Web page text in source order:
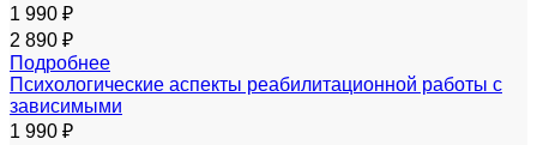
1 990 ₽
2 890 ₽
Подробнее
Психологические аспекты реабилитационной работы с
зависимыми
1 990 ₽